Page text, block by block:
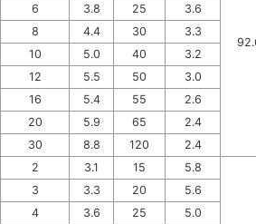
6
3.8 25
3.6
8
4.4 30
3.3
10
5.0 40
3.2
12
5.5 50
3.0
16
5.4 55
2.6
20
5.9 65
2.4
30
8.8 120 2.4
2 3.1 15 5.8
3 3.3 20
5.6
4
3.6 25
5.0